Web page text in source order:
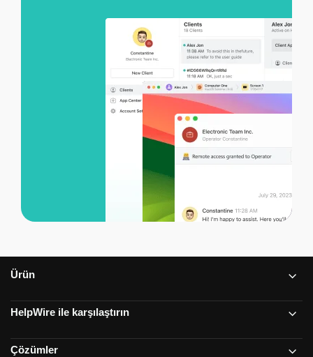
Ürün
HelpWire ile karşılaştırın
Çözümler